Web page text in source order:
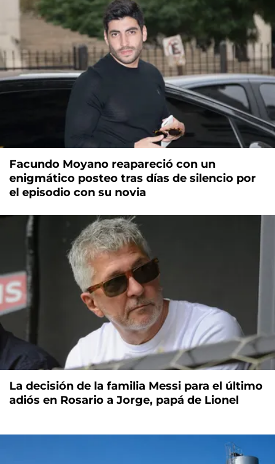
Facundo Moyano reapareció con un
enigmático posteo tras días de silencio por
el episodio con su novia
La decisión de la familia Messi para el último
adiós en Rosario a Jorge, papá de Lionel